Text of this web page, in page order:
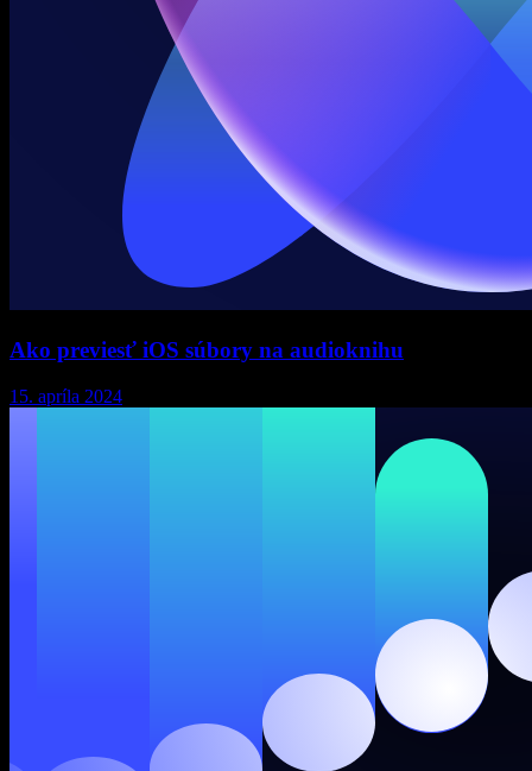
Ako previesť iOS súbory na audioknihu
15. apríla 2024